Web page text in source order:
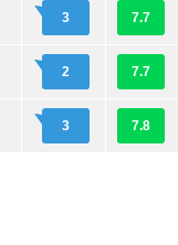
3 7.7
2 7.7
3 7.8